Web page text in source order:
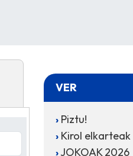
VER
Piztu!
Kirol elkarteak
JOKOAK 2026